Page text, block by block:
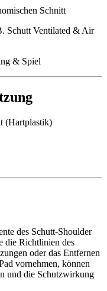
Schnitt
Schutt Ventilated & Air
& Spiel
(Hartplastik)
des Schutt-Shoulder
die Richtlinien des
oder das Entfernen
vornehmen, können
und die Schutzwirkung